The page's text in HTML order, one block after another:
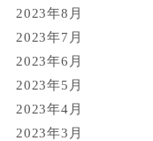
2023年8月
2023年7月
2023年6月
2023年5月
2023年4月
2023年3月